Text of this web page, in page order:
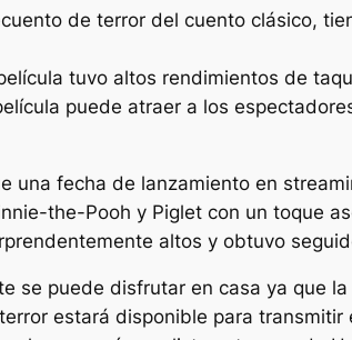
de terror del cuento clásico,
tuvo altos rendimientos de
puede atraer a los
una fecha de lanzamiento en
the-Pooh y Piglet con un toque
altos y obtuvo
se puede disfrutar en casa ya que
estará disponible para transmitir